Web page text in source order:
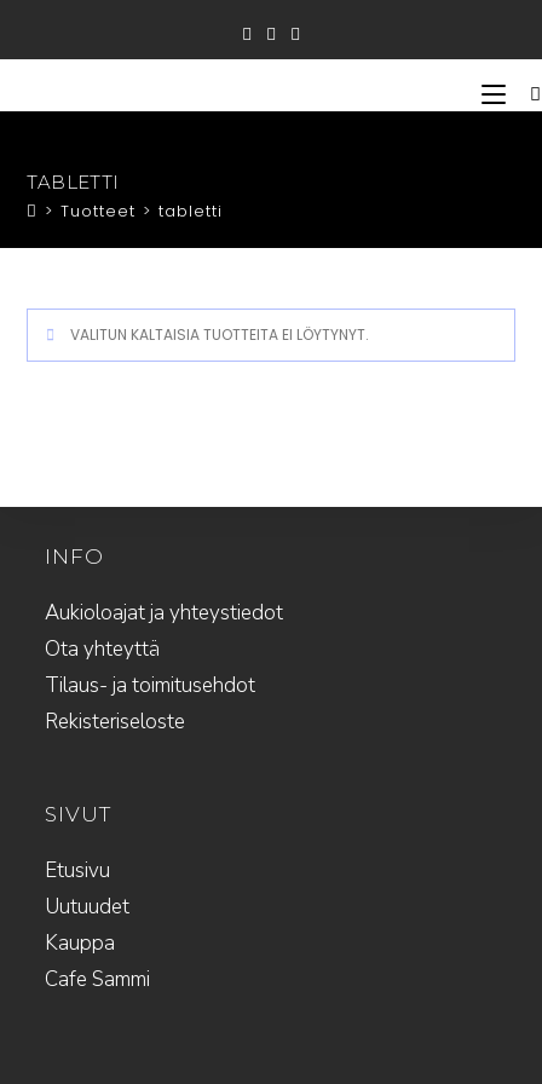
TABLETTI
> Tuotteet > tabletti
VALITUN KALTAISIA TUOTTEITA EI LÖYTYNYT.
INFO
Aukioloajat ja yhteystiedot
Ota yhteyttä
Tilaus- ja toimitusehdot
Rekisteriseloste
SIVUT
Etusivu
Uutuudet
Kauppa
Cafe Sammi